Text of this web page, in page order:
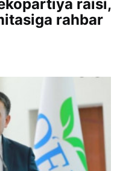
raisi,
rahbar